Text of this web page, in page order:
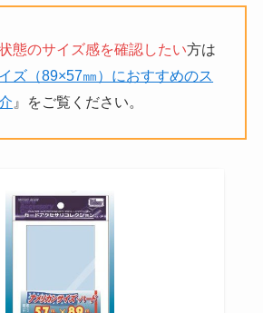
態のサイズ感を確認したい方は
ズ（89×57㎜）におすすめのス
』をご覧ください。